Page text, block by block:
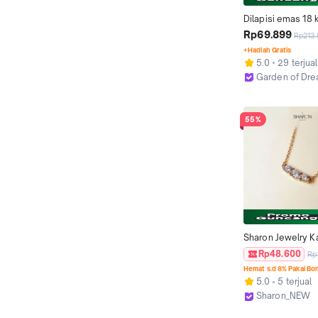
Dilapisi emas 18
Kalung dengan
lingkaran ganda,
titanium, tahan
Rp69.899
+Hadiah Gratis
5.0
29 terjual
Garden of
55%
Sharon Jewelry
Wanita Lapis
Gold Plated
N2519 Rose Gold
Steel
Rp48.600
Hemat s.d 8% Pakai
5.0
5 terjual
Sharon_NEW